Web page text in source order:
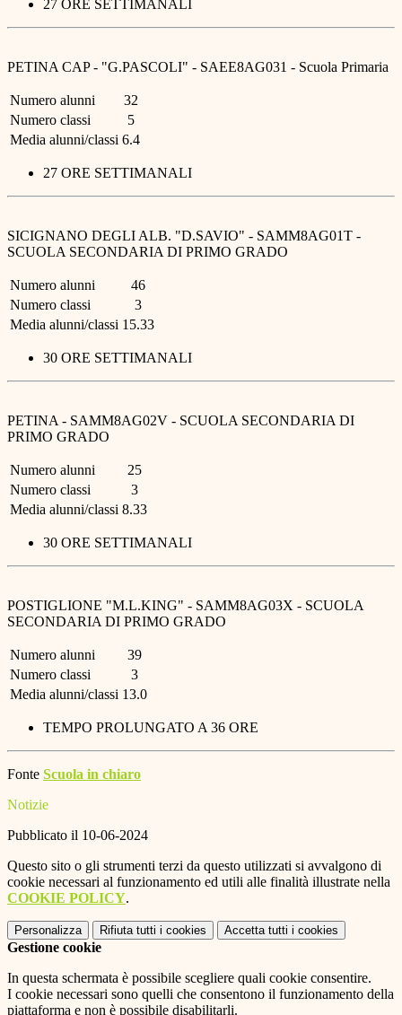
27 ORE SETTIMANALI
PETINA CAP - "G.PASCOLI" - SAEE8AG031 - Scuola Primaria
Numero alunni
32
Numero classi
5
Media alunni/classi 6.4
27 ORE SETTIMANALI
SICIGNANO DEGLI ALB. "D.SAVIO" - SAMM8AG01T -
SCUOLA SECONDARIA DI PRIMO GRADO
Numero alunni
46
Numero classi
3
Media alunni/classi 15.33
30 ORE SETTIMANALI
PETINA - SAMM8AG02V - SCUOLA SECONDARIA DI
PRIMO GRADO
Numero alunni
25
Numero classi
3
Media alunni/classi 8.33
30 ORE SETTIMANALI
POSTIGLIONE "M.L.KING" - SAMM8AG03X - SCUOLA
SECONDARIA DI PRIMO GRADO
Numero alunni
39
Numero classi
3
Media alunni/classi 13.0
TEMPO PROLUNGATO A 36 ORE
Fonte Scuola in chiaro
Notizie
Pubblicato il 10-06-2024
Questo sito o gli strumenti terzi da questo utilizzati si avvalgono di
cookie necessari al funzionamento ed utili alle finalità illustrate nella
COOKIE POLICY.
Personalizza Rifiuta tutti i cookies Accetta tutti i cookies
Gestione cookie
In questa schermata è possibile scegliere quali cookie consentire.
I cookie necessari sono quelli che consentono il funzionamento della
piattaforma e non è possibile disabilitarli.